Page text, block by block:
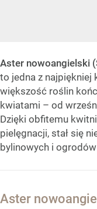
Aster nowoangielski
to jedna z najpiękniej
większość roślin
kwiatami – od
Dzięki obfitemu
pielęgnacji, stał się
bylinowych i
Aster